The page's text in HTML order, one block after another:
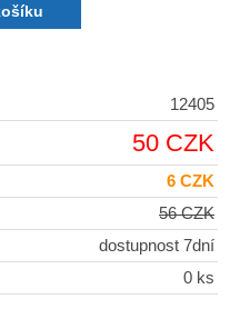
12405
50 CZK
6 CZK
56 CZK
dostupnost 7dní
0 ks